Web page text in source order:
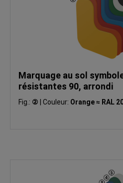
Marquage au sol
résistantes 90, arrondi
Fig.: ② Couleur: Orange ≈ RAL